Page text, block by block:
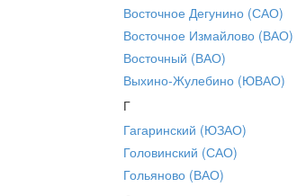
Восточное Дегунино (САО)
Восточное Измайлово (ВАО)
Восточный (ВАО)
Выхино-Жулебино (ЮВАО)
Г
Гагаринский (ЮЗАО)
Головинский (САО)
Гольяново (ВАО)